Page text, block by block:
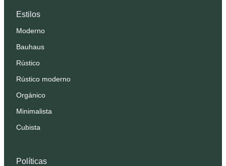
Estilos
Moderno
Bauhaus
Rústico
Rústico moderno
Orgánico
Minimalista
Cubista
Políticas